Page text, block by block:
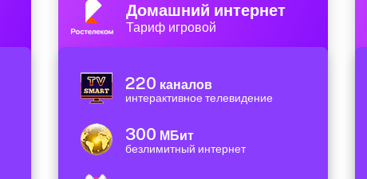
Домашний интернет
Тариф игровой
220 каналов
интерактивное телевидение
300 МБит
безлимитный интернет